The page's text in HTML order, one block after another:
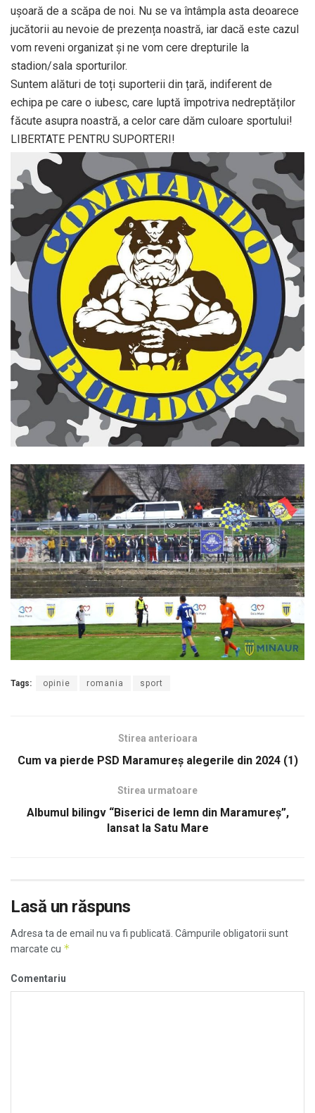
ușoară de a scăpa de noi. Nu se va întâmpla asta deoarece
jucătorii au nevoie de prezența noastră, iar dacă este cazul
vom reveni organizat și ne vom cere drepturile la
stadion/sala sporturilor.
Suntem alături de toți suporterii din țară, indiferent de
echipa pe care o iubesc, care luptă împotriva nedreptăților
făcute asupra noastră, a celor care dăm culoare sportului!
LIBERTATE PENTRU SUPORTERI!
Tags: opinie romania sport
Stirea anterioara
Cum va pierde PSD Maramureș alegerile din 2024 (1)
Stirea urmatoare
Albumul bilingv “Biserici de lemn din Maramureș”,
lansat la Satu Mare
Lasă un răspuns
Adresa ta de email nu va fi publicată. Câmpurile obligatorii sunt
marcate cu *
Comentariu